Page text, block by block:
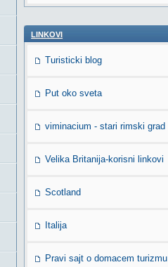
LINKOVI
Turisticki blog
Put oko sveta
viminacium - stari rimski grad
Velika Britanija-korisni linkovi
Scotland
Italija
Pravi sajt o domacem turizmu